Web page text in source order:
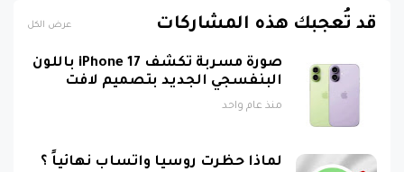
قد تُعجبك هذه المشاركات عرض الكل
صورة مسربة تكشف iPhone 17 باللون
البنفسجي الجديد بتصميم لافت
منذ عام واحد
لماذا حظرت روسيا واتساب نهائياً ؟